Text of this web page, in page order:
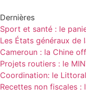
Dernières
Sport et santé : le
Les États généraux de
Cameroun : la Chine
Projets routiers : le
Coordination: le
Recettes non fiscales :